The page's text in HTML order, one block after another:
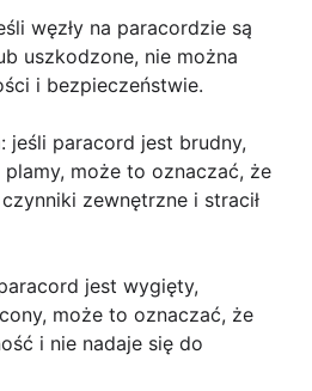
węzły na paracordzie są
uszkodzone, nie można
i bezpieczeństwie.
jeśli paracord jest brudny,
może to oznaczać, że
zewnętrzne i stracił
jest wygięty,
może to oznaczać, że
i nie nadaje się do